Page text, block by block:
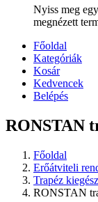
Nyiss meg
megnézett
Főoldal
Kategóriák
Kosár
Kedvencek
Belépés
RONSTAN
Főoldal
Erőátviteli
Trapéz
RONSTAN